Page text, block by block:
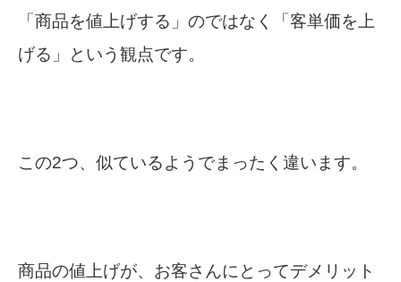
「商品を値上げする」のではなく「客単価を上
げる」という観点です。
この2つ、似ているようでまったく違います。
商品の値上げが、お客さんにとってデメリット